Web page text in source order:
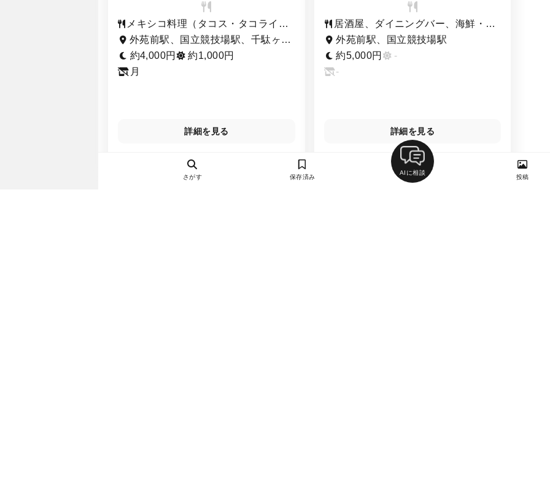
メキシコ料理（タコス・タコライ
ス）、ダイニングバー、居酒屋
外苑前駅、国立競技場駅、千駄ヶ谷
駅
約4,000円
約1,000円
月
詳細を見る
居酒屋、ダイニングバー、海鮮・シ
ーフード
外苑前駅、国立競技場駅
約5,000円
-
-
詳細を見る
さがす 保存済み
AIに相談
投稿